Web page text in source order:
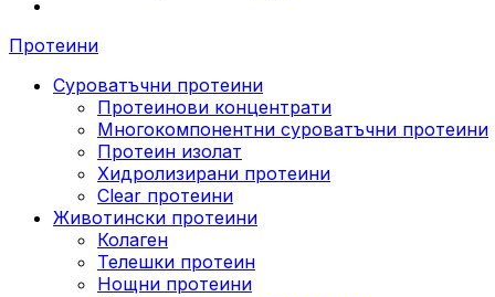
Протеини
Суроватъчни протеини
Протеинови концентрати
Многокомпонентни суроватъчни протеини
Протеин изолат
Хидролизирани протеини
Clear протеини
Животински протеини
Колаген
Телешки протеин
Нощни протеини